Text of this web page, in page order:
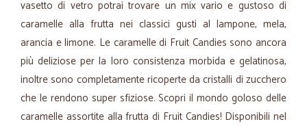
vasetto di vetro potrai trovare un mix vario e gustoso di
caramelle alla frutta nei classici gusti al lampone, mela,
arancia e limone. Le caramelle di Fruit Candies sono ancora
più deliziose per la loro consistenza morbida e gelatinosa,
inoltre sono completamente ricoperte da cristalli di zucchero
che le rendono super sfiziose. Scopri il mondo goloso delle
caramelle assortite alla frutta di Fruit Candies! Disponibili nel